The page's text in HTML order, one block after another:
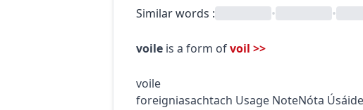
Similar words : • •
voile is a form ofvoil >>
voile
foreigniasachtach Usage NoteNóta Úsáide